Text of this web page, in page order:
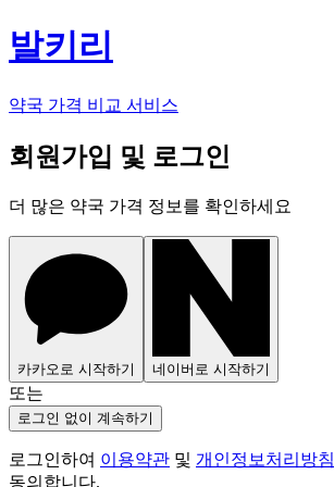
발키리
약국 가격 비교 서비스
회원가입 및 로그인
더 많은 약국 가격 정보를 확인하세요
카카오로 시작하기 네이버로 시작하기
또는
로그인 없이 계속하기
로그인하여 이용약관 및 개인정보처리방침
동의합니다.